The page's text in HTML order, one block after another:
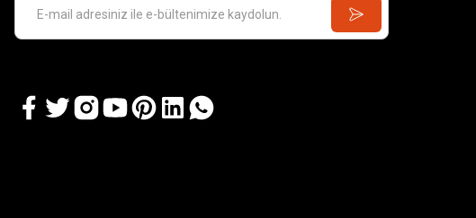
GAMES WORKSHOP
Kill Team: Murderwing